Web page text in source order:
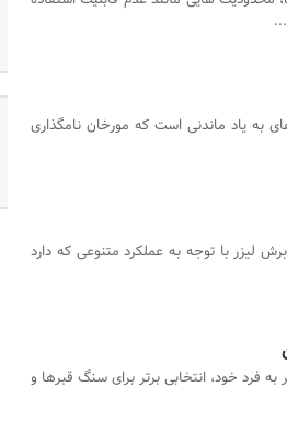
به یاد ماندنی است که مورخان نامگذاری
لیزر با توجه به عملکرد متنوعی که دارد
فرد خود، انتخابی برتر برای سنگ قبرها و